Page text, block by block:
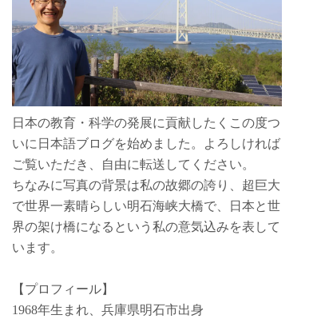
日本の教育・科学の発展に貢献したくこの度つ
いに日本語ブログを始めました。よろしければ
ご覧いただき、自由に転送してください。
ちなみに写真の背景は私の故郷の誇り、超巨大
で世界一素晴らしい明石海峡大橋で、日本と世
界の架け橋になるという私の意気込みを表して
います。
【プロフィール】
1968年生まれ、兵庫県明石市出身